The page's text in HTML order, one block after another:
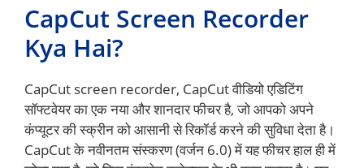
CapCut Screen Recorder
Kya Hai?
CapCut screen recorder, CapCut वीडियो एडिटिंग
सॉफ्टवेयर का एक नया और शानदार फीचर है, जो आपको अपने
कंप्यूटर की स्क्रीन को आसानी से रिकॉर्ड करने की सुविधा देता है।
CapCut के नवीनतम संस्करण (वर्जन 6.0) में यह फीचर हाल ही में